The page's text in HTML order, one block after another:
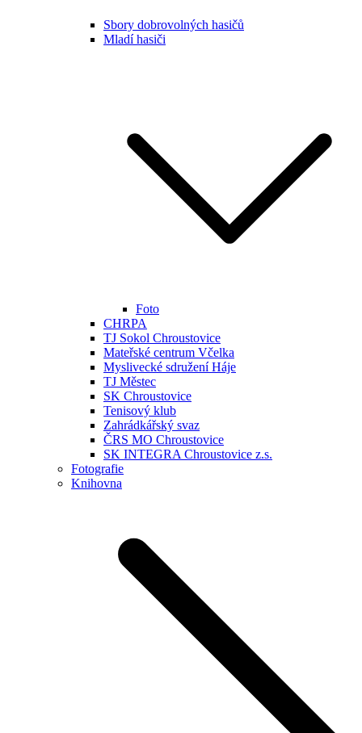
Sbory dobrovolných hasičů
Mladí hasiči
Foto
CHRPA
TJ Sokol Chroustovice
Mateřské centrum Včelka
Myslivecké sdružení Háje
TJ Městec
SK Chroustovice
Tenisový klub
Zahrádkářský svaz
ČRS MO Chroustovice
SK INTEGRA Chroustovice z.s.
Fotografie
Knihovna